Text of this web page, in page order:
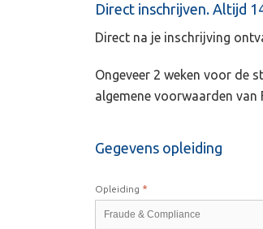
Direct inschrijven. Altijd
Direct na je inschrijving
Ongeveer 2 weken voor de
algemene voorwaarden van
Gegevens opleiding
Opleiding *